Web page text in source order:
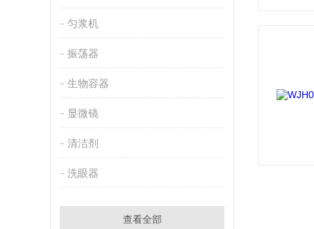
匀浆机
振荡器
生物容器
显微镜
清洁剂
洗眼器
查看全部